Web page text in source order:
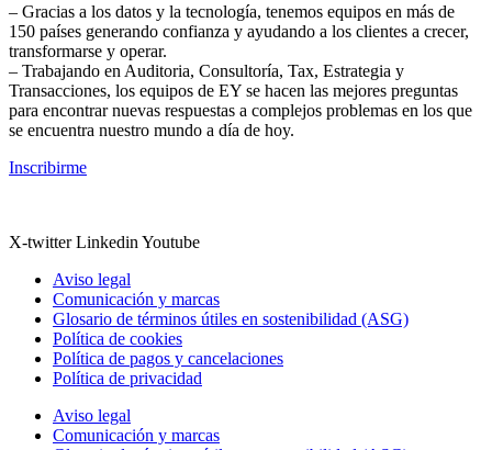
– Gracias a los datos y la tecnología, tenemos equipos en más de
150 países generando confianza y ayudando a los clientes a crecer,
transformarse y operar.
– Trabajando en Auditoria, Consultoría, Tax, Estrategia y
Transacciones, los equipos de EY se hacen las mejores preguntas
para encontrar nuevas respuestas a complejos problemas en los que
se encuentra nuestro mundo a día de hoy.
Inscribirme
X-twitter Linkedin Youtube
Aviso legal
Comunicación y marcas
Glosario de términos útiles en sostenibilidad (ASG)
Política de cookies
Política de pagos y cancelaciones
Política de privacidad
Aviso legal
Comunicación y marcas